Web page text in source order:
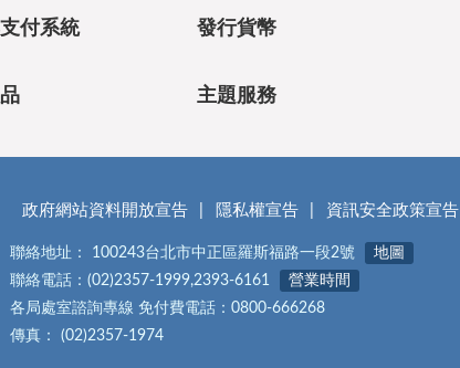
付系統 發行貨幣
主題服務
政府網站資料開放宣告 隱私權宣告 資訊安全政策宣告
聯絡地址： 100243台北市中正區羅斯福路一段2號
地圖
聯絡電話：(02)2357-1999,2393-6161
營業時間
各局處室諮詢專線 免付費電話：0800-666268
傳真： (02)2357-1974